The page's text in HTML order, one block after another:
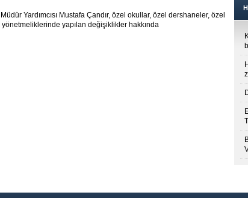
Yardımcısı Mustafa Çandır, özel okullar, özel dershaneler, özel
yapılan değişiklikler hakkında